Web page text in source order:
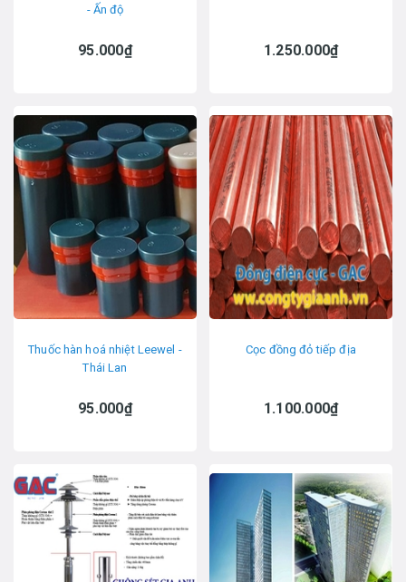
- Ấn độ
95.000₫ 1.250.000₫
Thuốc hàn hoá nhiệt Leewel -
Thái Lan
95.000₫
Cọc đồng đỏ tiếp địa
1.100.000₫